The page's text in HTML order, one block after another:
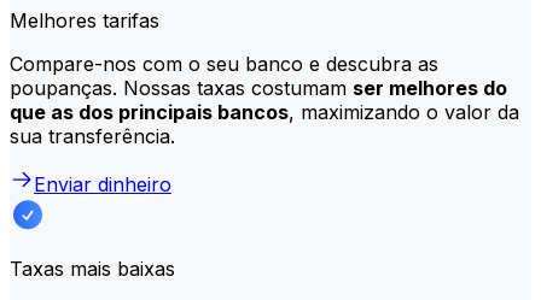
Melhores tarifas
Compare-nos com o seu banco e descubra as
poupanças. Nossas taxas costumam ser melhores do
que as dos principais bancos, maximizando o valor da
sua transferência.
Enviar dinheiro
Taxas mais baixas